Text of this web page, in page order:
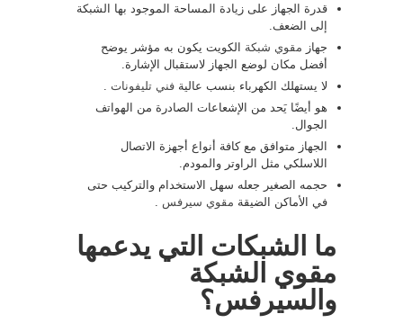
قدرة الجهاز على زيادة المساحة الموجود بها الشبكة
إلى الضعف.
جهاز مقوي شبكة الكويت يكون به مؤشر يوضح
أفضل مكان لوضع الجهاز لاستقبال الإشارة.
لا يستهلك الكهرباء بنسب عالية فني تليفونات
هو أيضًا يَحد من الإشعاعات الصادرة من الهواتف
الجوال.
الجهاز متوافق مع كافة أنواع أجهزة الاتصال
اللاسلكي مثل الراوتر والمودم.
حجمه الصغير جعله سهل الاستخدام والتركيب حتى
في الأماكن الضيقة مقوي سيرفس
ما الشبكات التي يدعمها
مقوي الشبكة
والسيرفس؟